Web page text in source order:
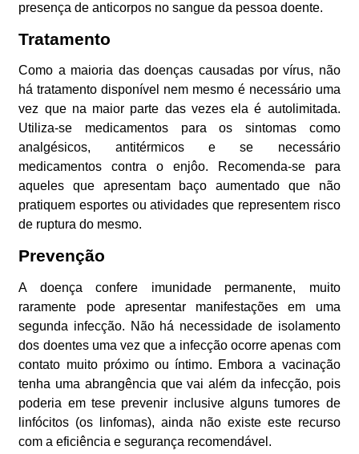
presença de anticorpos no sangue da pessoa doente.
Tratamento
Como a maioria das doenças causadas por vírus, não
há tratamento disponível nem mesmo é necessário uma
vez que na maior parte das vezes ela é autolimitada.
Utiliza-se medicamentos para os sintomas como
analgésicos, antitérmicos e se necessário
medicamentos contra o enjôo. Recomenda-se para
aqueles que apresentam baço aumentado que não
pratiquem esportes ou atividades que representem risco
de ruptura do mesmo.
Prevenção
A doença confere imunidade permanente, muito
raramente pode apresentar manifestações em uma
segunda infecção. Não há necessidade de isolamento
dos doentes uma vez que a infecção ocorre apenas com
contato muito próximo ou íntimo. Embora a vacinação
tenha uma abrangência que vai além da infecção, pois
poderia em tese prevenir inclusive alguns tumores de
linfócitos (os linfomas), ainda não existe este recurso
com a eficiência e segurança recomendável.